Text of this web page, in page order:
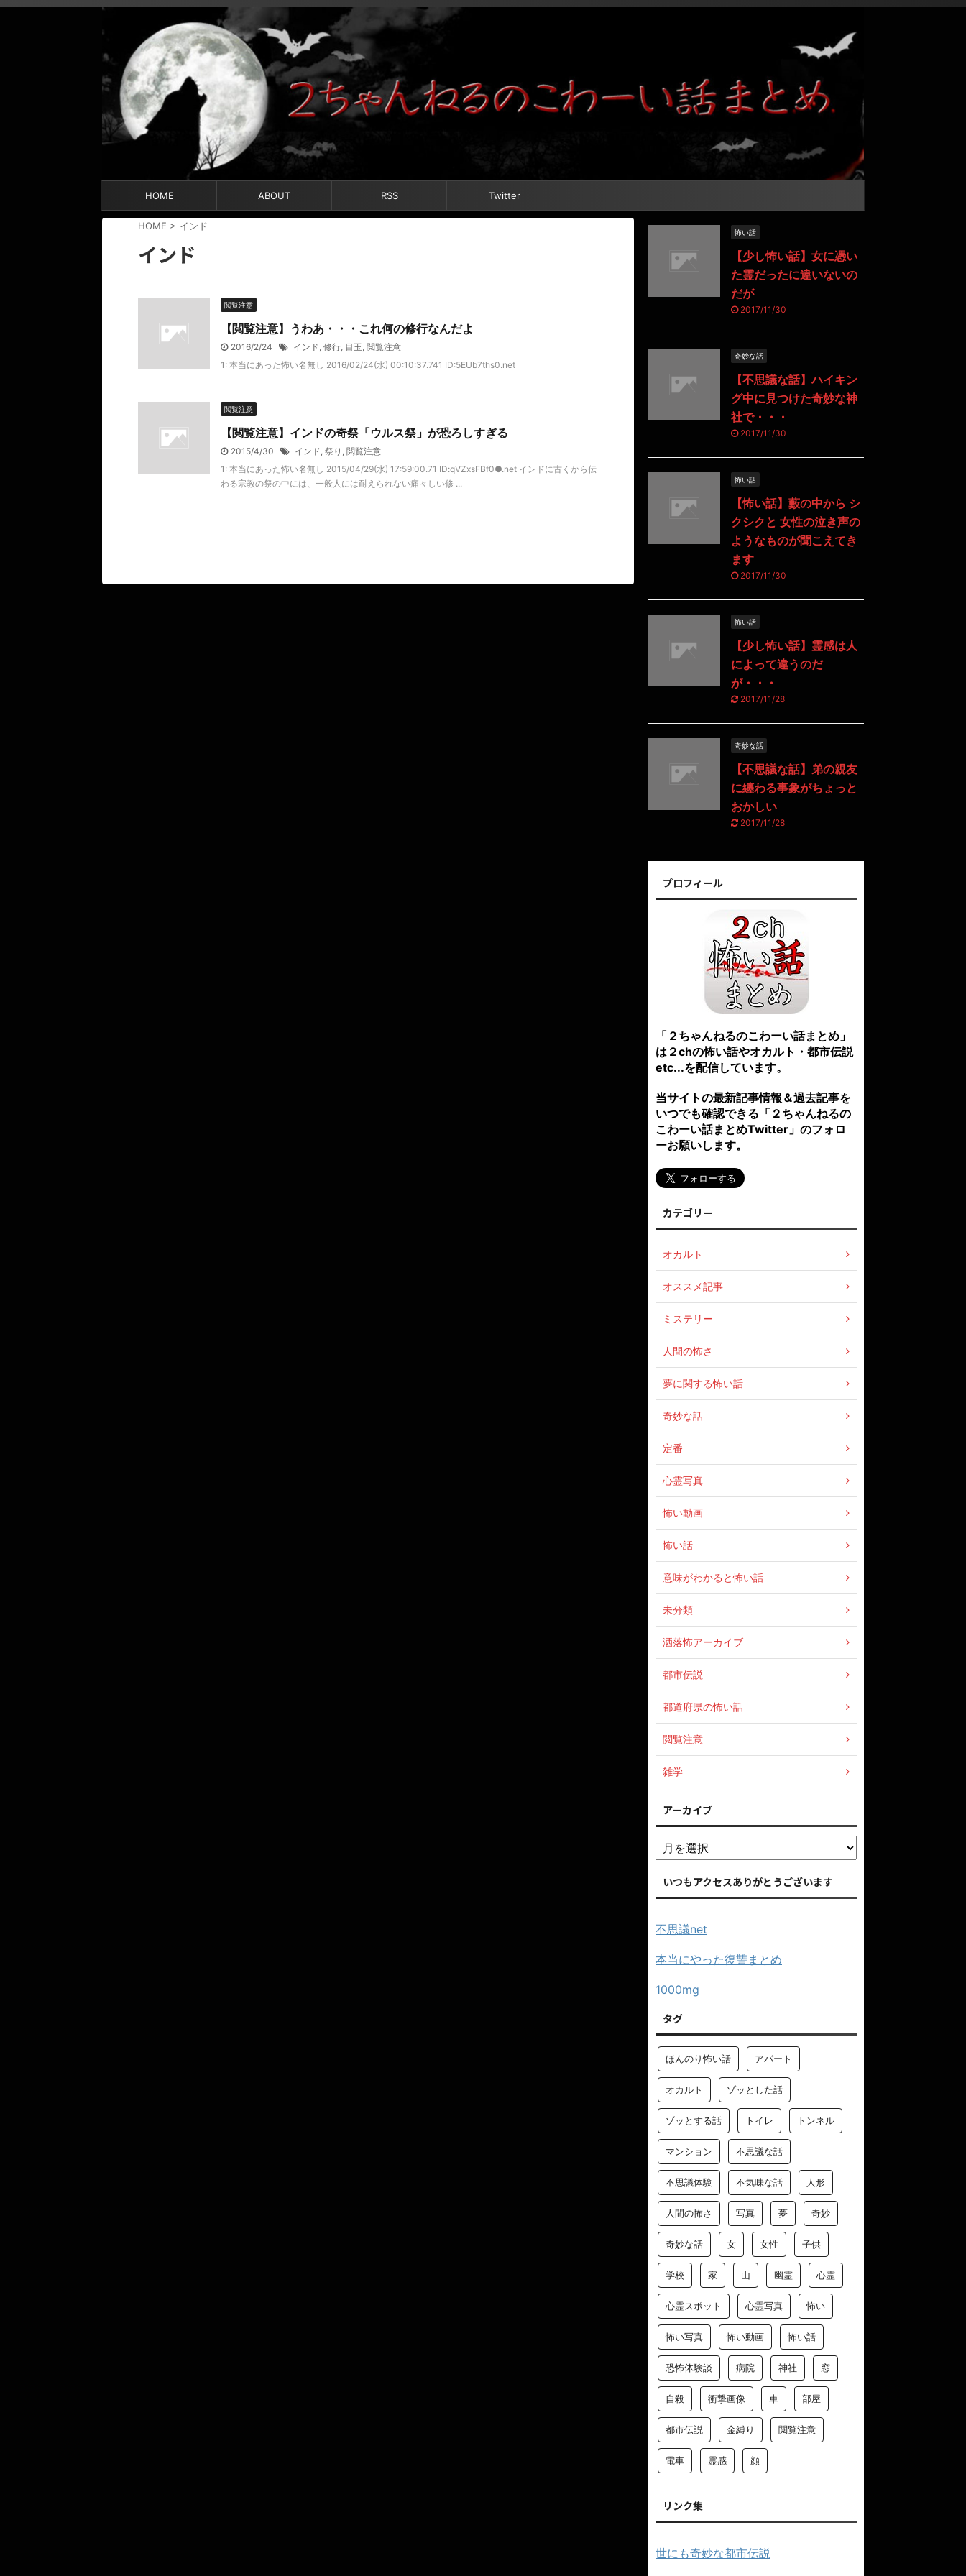
HOME ABOUT RSS Twitter
HOME > インド
インド
閲覧注意
【閲覧注意】うわあ・・・これ何の修行なんだよ
2016/2/24 インド 修行 目玉 閲覧注意
1: 本当にあった怖い名無し 2016/02/24(水) 00:10:37.741 ID:5EUb7ths0.net
閲覧注意
【閲覧注意】インドの奇祭「ウルス祭」が恐ろしすぎる
2015/4/30 インド 祭り 閲覧注意
1: 本当にあった怖い名無し 2015/04/29(水) 17:59:00.71 ID:qVZxsFBf0●.net インドに古くから伝
わる宗教の祭の中には、一般人には耐えられない痛々しい修 ...
怖い話
【少し怖い話】女に憑い
た霊だったに違いないの
だが
2017/11/30
奇妙な話
【不思議な話】ハイキン
グ中に見つけた奇妙な神
社で・・・
2017/11/30
怖い話
【怖い話】藪の中から シ
クシクと 女性の泣き声の
ようなものが聞こえてき
ます
2017/11/30
怖い話
【少し怖い話】霊感は人
によって違うのだ
が・・・
2017/11/28
奇妙な話
【不思議な話】弟の親友
に纏わる事象がちょっと
おかしい
2017/11/28
プロフィール
「２ちゃんねるのこわーい話まとめ」
は２chの怖い話やオカルト・都市伝説
etc...を配信しています。
当サイトの最新記事情報＆過去記事を
いつでも確認できる「２ちゃんねるの
こわーい話まとめTwitter」のフォロ
ーお願いします。
カテゴリー
オカルト
オススメ記事
ミステリー
人間の怖さ
夢に関する怖い話
奇妙な話
定番
心霊写真
怖い動画
怖い話
意味がわかると怖い話
未分類
洒落怖アーカイブ
都市伝説
都道府県の怖い話
閲覧注意
雑学
アーカイブ
いつもアクセスありがとうございます
不思議net
本当にやった復讐まとめ
1000mg
タグ
ほんのり怖い話 アパート
オカルト ゾッとした話
ゾッとする話 トイレ トンネル
マンション 不思議な話
不思議体験 不気味な話 人形
人間の怖さ 写真 夢 奇妙
奇妙な話 女 女性 子供
学校 家 山 幽霊 心霊
心霊スポット 心霊写真 怖い
怖い写真 怖い動画 怖い話
恐怖体験談 病院 神社 窓
自殺 衝撃画像 車 部屋
都市伝説 金縛り 閲覧注意
電車 霊感 顔
リンク集
世にも奇妙な都市伝説